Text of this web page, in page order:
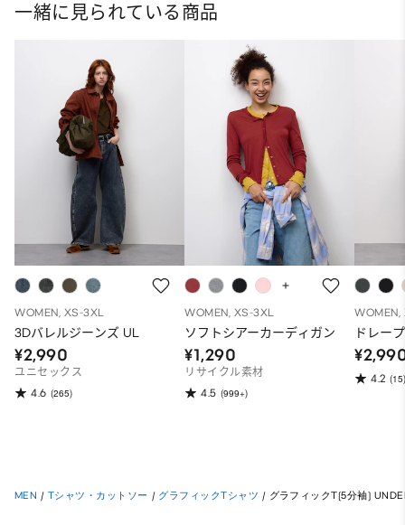
一緒に見られている商品
WOMEN, XS-3XL
3Dバレルジーンズ UL
¥2,990
ユニセックス
4.6 (265)
WOMEN, XS-3XL
ソフトシアーカーディガン
¥1,290
リサイクル素材
4.5 (999+)
WOMEN,
ドレー
4.2 (15)
MEN / Tシャツ・カットソー / グラフィックTシャツ / グラフィックT(5分袖)